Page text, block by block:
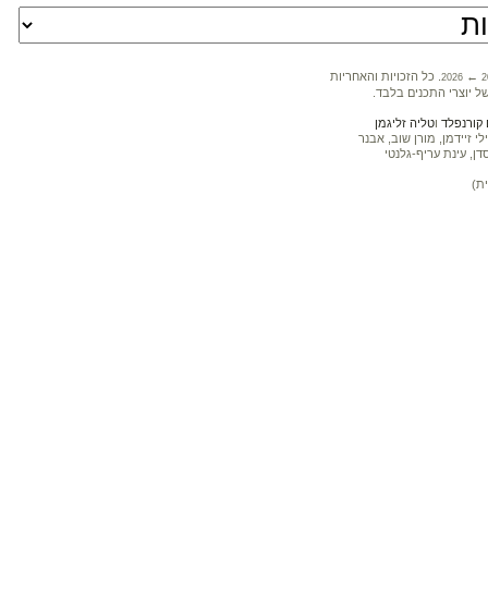
2026 ←
. כל הזכויות והאחריות
יוצרי התכנים בלבד.
וטליה זליגמן
זיידמן, מורן שוב, אבנר
עינת עריף-גלנטי